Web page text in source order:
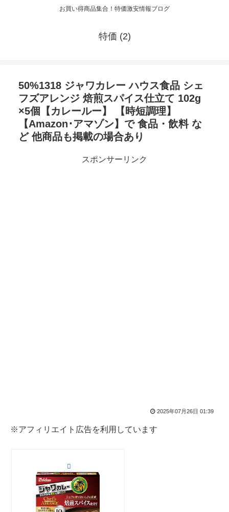
お買い得商品集合！特価激安情報ブログ
特価 (2)
50%1318 ジャワカレー ハウス食品 シェ
フズアレンジ 焙煎スパイス仕立て 102g
×5個【カレールー】 【時短調理】
【Amazon･アマゾン】で 食品・飲料 な
ど 他商品も掲載の場合あり
スポンサーリンク
2025年07月26日 01:39
※アフィリエイト広告を利用しています